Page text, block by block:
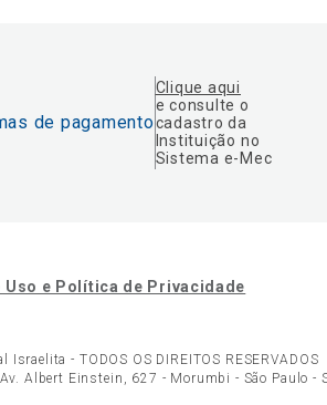
de pagamento
Clique aqui
e consulte o
cadastro da
Instituição no
Sistema e-Mec
Uso e Política de Privacidade
Israelita - TODOS OS DIREITOS RESERVADOS
Albert Einstein, 627 - Morumbi - São Paulo -